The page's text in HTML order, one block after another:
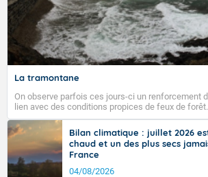
La tramontane
On observe parfois ces jours-ci un renforcement
lien avec des conditions propices de feux de
tramontane ? Quelles sont ses caractéristiques ?
vent turbulent soufflant de secteur nord-ouest à
ouest, dans un secteur qui part du Roussillon à la
l’ouest de l’Hérault. L’étymologie de ce vent vient
signifiant au-delà des monts, en allusion aux
d’où provient ce vent.
Bilan climatique : juillet 2026
chaud et un des plus secs
France
04/08/2026